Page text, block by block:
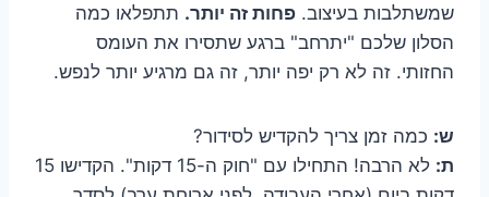
שמשתלבות בעיצוב. פחות זה יותר. תתפלאו כמה
הסלון שלכם "יתרחב" ברגע שתסירו את העומס
החזותי. זה לא רק יפה יותר, זה גם מרגיע יותר לנפש.
ש: כמה זמן צריך להקדיש לסידור?
ת:
לא הרבה! התחילו עם "חוק ה-15 דקות". הקדישו 15